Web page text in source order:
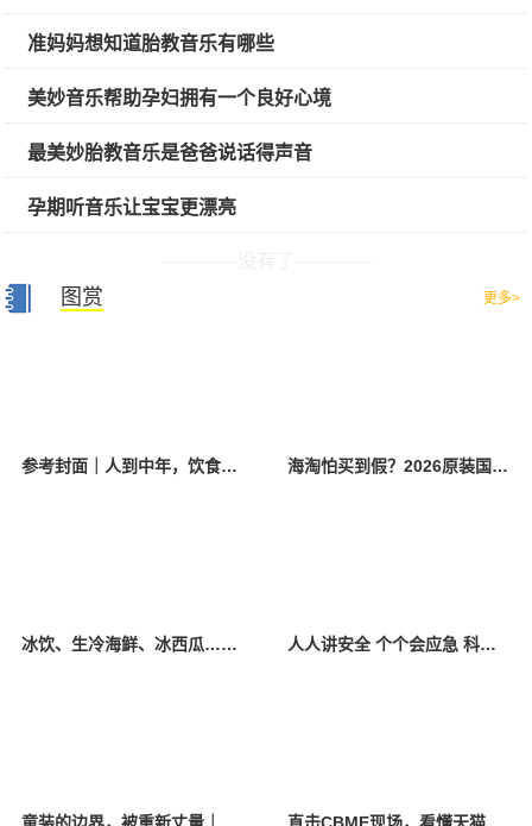
准妈妈想知道胎教音乐有哪些
美妙音乐帮助孕妇拥有一个良好心境
最美妙胎教音乐是爸爸说话得声音
孕期听音乐让宝宝更漂亮
图赏 更多>
参考封面｜人到中年，饮食该如何调整？ 海淘怕买到假？2026原装国产羊奶粉靠谱的正规品牌有哪些？
冰饮、生冷海鲜、冰西瓜……泉州人夏季“标配”饮食极易引发胃肠炎 人人讲安全 个个会应急 科学应对防震避险